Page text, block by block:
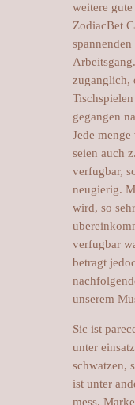
weitere
ZodiacBet
zuganglich,
gegangen
Jede
seien auch
verfugbar,
neugierig.
wird, so
verfugbar
betragt
unserem
Sic ist
unter
schwatzen,
ist unter
mess.